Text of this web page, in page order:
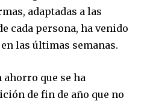
adaptadas a las
cada persona, ha venido
las últimas semanas.
ahorro que se ha
de fin de año que no